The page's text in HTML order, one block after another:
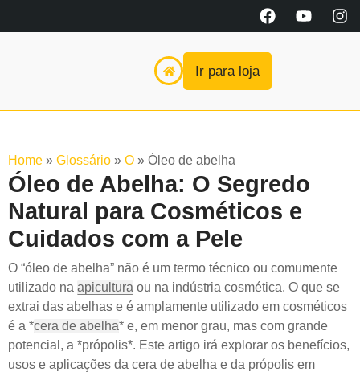
Ir para loja
Home » Glossário » O » Óleo de abelha
Óleo de Abelha: O Segredo
Natural para Cosméticos e
Cuidados com a Pele
O “óleo de abelha” não é um termo técnico ou comumente
utilizado na apicultura ou na indústria cosmética. O que se
extrai das abelhas e é amplamente utilizado em cosméticos
é a *cera de abelha* e, em menor grau, mas com grande
potencial, a *própolis*. Este artigo irá explorar os benefícios,
usos e aplicações da cera de abelha e da própolis em